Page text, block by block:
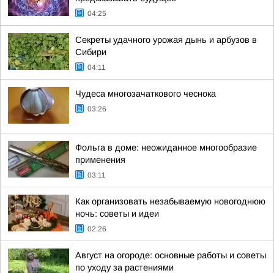
04:25
Секреты удачного урожая дынь и арбузов в
Сибири
04:11
Чудеса многозачаткового чеснока
03:26
Фольга в доме: неожиданное многообразие
применения
03:11
Как организовать незабываемую новогоднюю
ночь: советы и идеи
02:26
Август на огороде: основные работы и советы
по уходу за растениями